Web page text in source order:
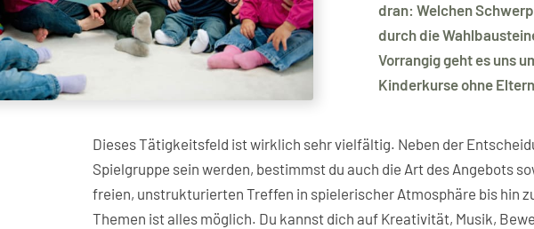
dran: Welchen
durch die
Vorrangig geht es uns
Kinderkurse ohne
Dieses Tätigkeitsfeld ist wirklich sehr vielfältig. Neben der
Spielgruppe sein werden, bestimmst du auch die Art des Angebots
freien, unstrukturierten Treffen in spielerischer Atmosphäre bis hin
Themen ist alles möglich. Du kannst dich auf Kreativität, Musik,